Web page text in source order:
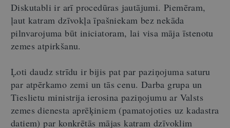
Diskutabli ir arī procedūras jautājumi. Piemēram,
ļaut katram dzīvokļa īpašniekam bez nekāda
pilnvarojuma būt iniciatoram, lai visa māja īstenotu
zemes atpirkšanu.
Ļoti daudz strīdu ir bijis pat par paziņojuma saturu
par atpērkamo zemi un tās cenu. Darba grupa un
Tieslietu ministrija ierosina paziņojumu ar Valsts
zemes dienesta aprēķiniem (pamatojoties uz kadastra
datiem) par konkrētās mājas katram dzīvoklim